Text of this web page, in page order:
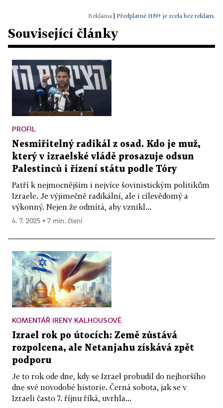
Předplatné HN+ je zcela bez reklam.
Související články
PROFIL
Nesmiřitelný radikál z osad. Kdo je muž,
který v izraelské vládě prosazuje odsun
Palestinců i řízení státu podle Tóry
Patří k nejmocnějším i nejvíce šovinistickým politikům
Izraele. Je výjimečně radikální, ale i cílevědomý a
výkonný. Nejen že odmítá, aby vznikl...
4. 7. 2025 ▪ 7 min. čtení
KOMENTÁŘ IRENY KALHOUSOVÉ
Izrael rok po útocích: Země zůstává
rozpolcena, ale Netanjahu získává zpět
podporu
Je to rok ode dne, kdy se Izrael probudil do nejhoršího
dne své novodobé historie. Černá sobota, jak se v
Izraeli často 7. říjnu říká, uvrhla...